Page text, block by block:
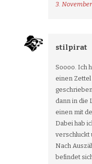
3.
stilpirat
Soooo. Ich
einen
dann in die
einen mit
Dabei hab
verschluckt
Nach
befindet